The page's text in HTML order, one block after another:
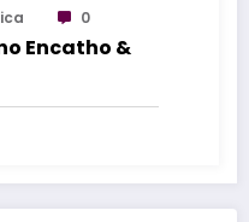
0
Encatho &